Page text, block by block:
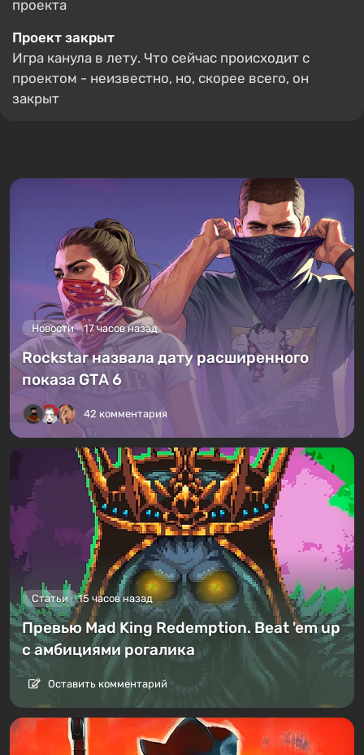
проекта
Проект закрыт
Игра канула в лету. Что сейчас происходит с
проектом - неизвестно, но, скорее всего, он
закрыт
Новости 17 часов назад
Rockstar назвала дату расширенного
показа GTA 6
42 комментария
Статьи 15 часов назад
Превью Mad King Redemption. Beat 'em up
с амбициями рогалика
Оставить комментарий